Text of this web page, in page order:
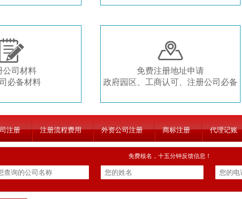

公司材料
必备材料

免费注册地址申请
政府园区、工商认可、注册公司必备
注册 注册流程费用 外资公司注册 商标注册 代理记账
免费核名，十五分钟反馈信息！